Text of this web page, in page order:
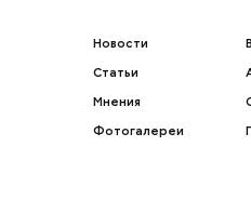
Новости
Статьи
Мнения
Фотогалереи